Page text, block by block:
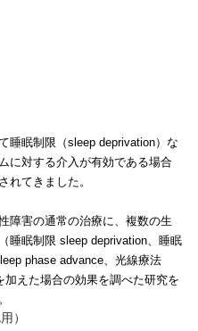
）
睡眠制限（sleep deprivation）な
に対する介入が有効である場合
れてきました。
障害の通常の治療に、複数の生
睡眠制限 sleep deprivation、睡眠
phase advance、光線療法
加えた場合の効果を調べた研究を